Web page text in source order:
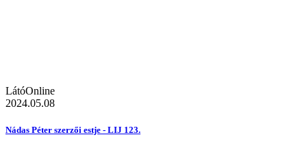
LátóOnline
2024.05.08
Nádas Péter szerzői estje - LIJ 123.